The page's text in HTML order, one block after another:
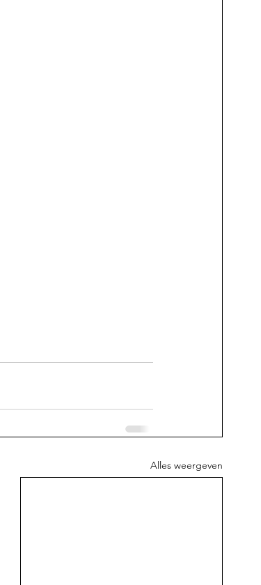
Alles weergeven